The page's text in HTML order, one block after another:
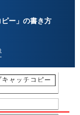
ー」の書き方